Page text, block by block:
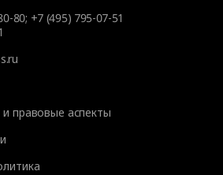
80; +7 (495) 795-07-51
правовые аспекты